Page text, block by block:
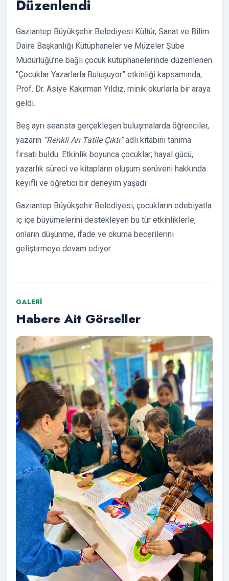
Düzenlendi
Gaziantep Büyükşehir Belediyesi Kültür, Sanat ve Bilim
Daire Başkanlığı Kütüphaneler ve Müzeler Şube
Müdürlüğü’ne bağlı çocuk kütüphanelerinde düzenlenen
“Çocuklar Yazarlarla Buluşuyor” etkinliği kapsamında,
Prof. Dr. Asiye Kakırman Yıldız, minik okurlarla bir araya
geldi.
Beş ayrı seansta gerçekleşen buluşmalarda öğrenciler,
yazarın “Renkli Arı Tatile Çıktı”adlı kitabını tanıma
fırsatı buldu. Etkinlik boyunca çocuklar; hayal gücü,
yazarlık süreci ve kitapların oluşum serüveni hakkında
keyifli ve öğretici bir deneyim yaşadı.
Gaziantep Büyükşehir Belediyesi, çocukların edebiyatla
iç içe büyümelerini destekleyen bu tür etkinliklerle,
onların düşünme, ifade ve okuma becerilerini
geliştirmeye devam ediyor.
GALERI
Habere Ait Görseller